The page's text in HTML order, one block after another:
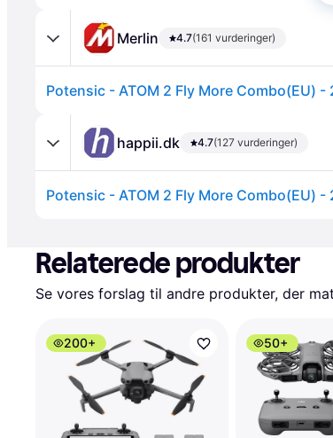
Merlin 4.7(161 vurderinger)
Potensic - ATOM 2 Fly More Combo(EU) -
happii.dk 4.7(127 vurderinger)
Potensic - ATOM 2 Fly More Combo(EU) -
Relaterede produkter
Se vores forslag til andre produkter, der
200+ 50+